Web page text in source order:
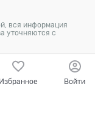
вся информация
уточняются с
Избранное Войти